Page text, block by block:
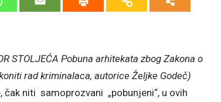
STOLJEĆA Pobuna arhitekata zbog Zakona o
rad kriminalaca, autorice Željke Godeč)
niti samoprozvani „pobunjeni“, u ovih